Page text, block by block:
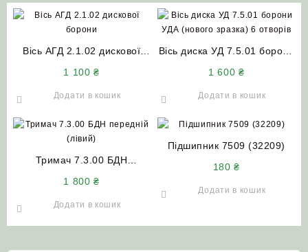
Вісь АГД 2.1.02 дискової
1 100₴
Додати в кошик
Вісь диска УД 7.5.01 борони
1 600₴
Додати в кошик
Тримач 7.3.00 БДН
1 800₴
Додати в кошик
Підшипник 7509 (32209)
180₴
Додати в кошик